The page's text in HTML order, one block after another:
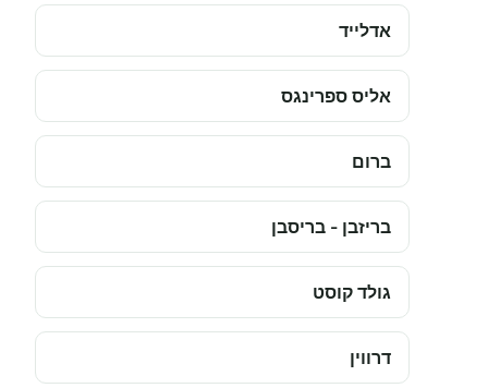
אדלייד
אליס ספרינגס
ברום
בריזבן - בריסבן
גולד קוסט
דרווין